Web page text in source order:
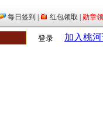
登录 加入桃